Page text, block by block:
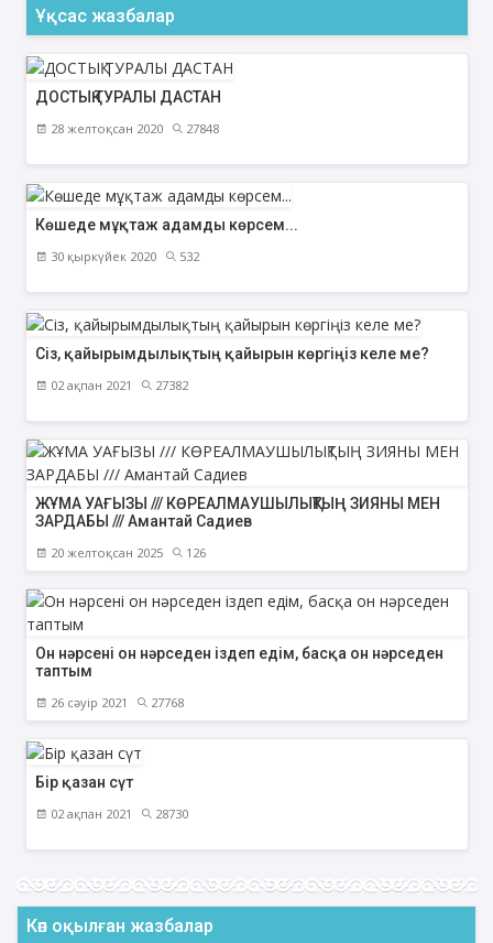
Ұқсас жазбалар
ДОСТЫҚ ТУРАЛЫ ДАСТАН
28 желтоқсан 2020 27848
Көшеде мұқтаж адамды көрсем...
30 қыркүйек 2020 532
Сіз, қайырымдылықтың қайырын көргіңіз келе ме?
02 ақпан 2021 27382
ЖҰМА УАҒЫЗЫ /// КӨРЕАЛМАУШЫЛЫҚТЫҢ ЗИЯНЫ МЕН
ЗАРДАБЫ /// Амантай Садиев
20 желтоқсан 2025 126
Он нәрсені он нәрседен іздеп едім, басқа он нәрседен
таптым
26 сәуір 2021 27768
Бір қазан сүт
02 ақпан 2021 28730
Көп оқылған жазбалар